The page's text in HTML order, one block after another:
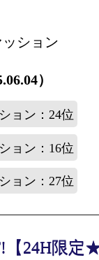
ション
）
ョン：24位
ョン：16位
ョン：27位
【24H限